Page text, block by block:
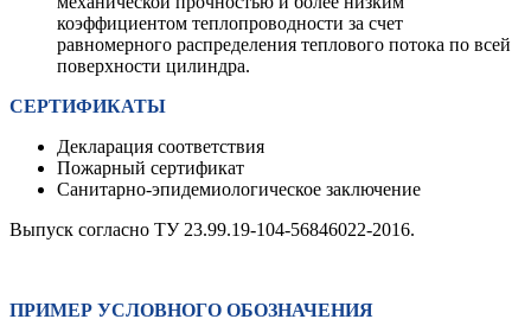
коэффициентом теплопроводности за счет
равномерного распределения теплового потока по всей
поверхности цилиндра.
СЕРТИФИКАТЫ
Декларация соответствия
Пожарный сертификат
Санитарно-эпидемиологическое заключение
Выпуск согласно ТУ 23.99.19-104-56846022-2016.
ПРИМЕР УСЛОВНОГО ОБОЗНАЧЕНИЯ